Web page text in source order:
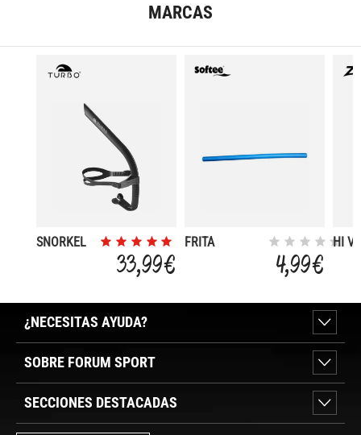
MARCAS
SNORKEL
33,99 €
FRITA
4,99 €
HI
¿NECESITAS AYUDA?
SOBRE FORUM SPORT
SECCIONES DESTACADAS